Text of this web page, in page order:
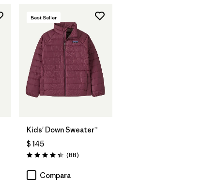
Best Seller
Kids' Down Sweater™
$ 145
Valoración: 4.3 / 5
(88Comentarios
)
Compara